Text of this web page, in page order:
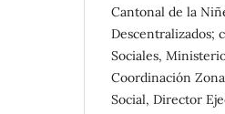
Cantonal de la
Descentralizados;
Sociales,
Coordinación
Social, Director